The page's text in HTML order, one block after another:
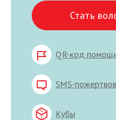
Стать
QR-код
SMS-
Кубы